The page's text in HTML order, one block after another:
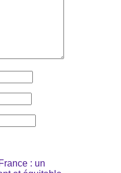
: un